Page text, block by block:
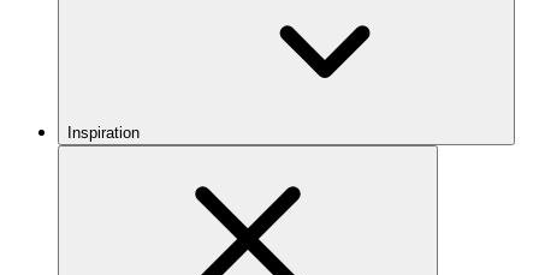
Inspiration